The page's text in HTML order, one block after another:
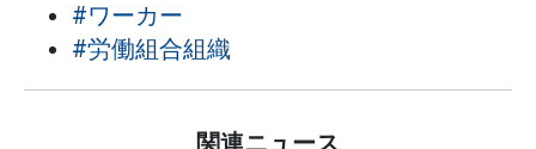
#ワーカー
#労働組合組織
関連ニュース